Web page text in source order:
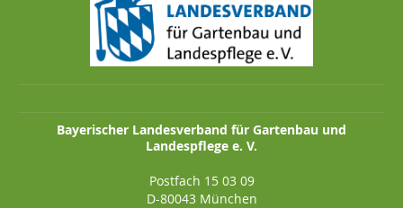
Bayerischer Landesverband für Gartenbau und
Landespflege e. V.
Postfach 15 03 09
D-80043 München